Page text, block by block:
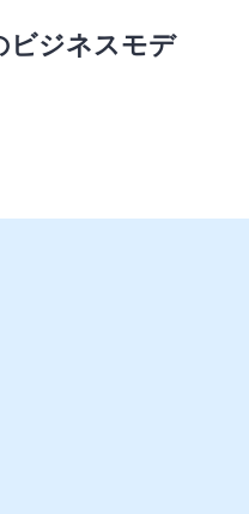
ビジネスモデ